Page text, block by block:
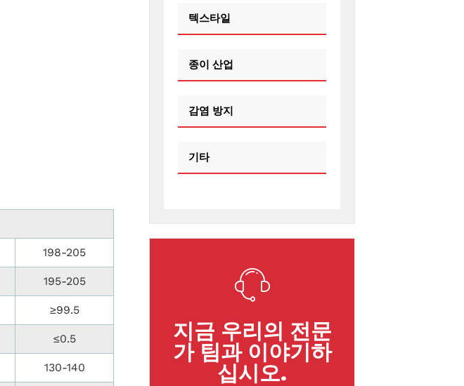
198-205
195-205
≥99.5
≤0.5
130-140
텍스타일
종이 산업
감염 방지
기타
지금 우리의 전문
가 팀과 이야기하
십시오.